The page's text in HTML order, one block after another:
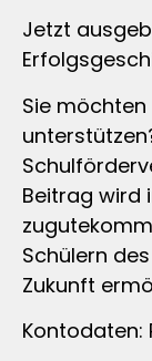
Jetzt
Sie
Beitrag wird
Schülern
Zukunft
Kontodaten: